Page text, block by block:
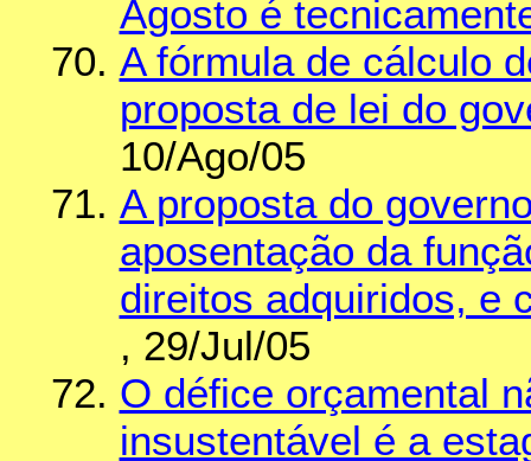
Agosto é
A fórmula de cálculo
proposta de lei do
10/Ago/05
A proposta do
aposentação da
direitos adquiridos, e
, 29/Jul/05
O défice orçamental
insustentável é a